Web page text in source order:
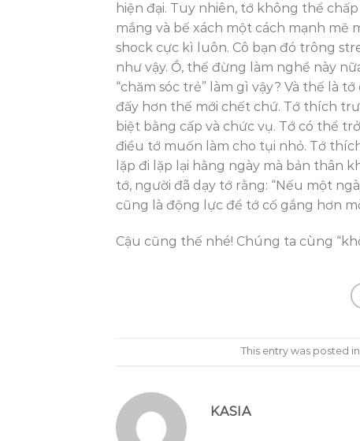
hiện đại. Tuy nhiên, tớ không thể
mắng và bế xách một cách mạnh mẽ
shock cực kì luôn. Cô bạn đó trông
như vậy. Ồ, thế đừng làm nghề này
“chăm sóc trẻ” làm gì vậy? Và thế là
đấy hơn thế mới chết chứ. Tớ thích
biệt bằng cấp và chức vụ. Tớ có thể
điều tớ muốn làm cho tụi nhỏ. Tớ
lặp đi lặp lại hằng ngày mà bản thân
tớ, người đã dạy tớ rằng: “Nếu một
cũng là động lực để tớ cố gắng hơn
Cậu cũng thế nhé! Chúng ta cùng
This entry was posted in
KASIA